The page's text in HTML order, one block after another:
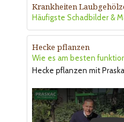
Krankheiten
Häufigste Schadbilder &
Hecke pflanzen
Wie es am besten
Hecke pflanzen mit